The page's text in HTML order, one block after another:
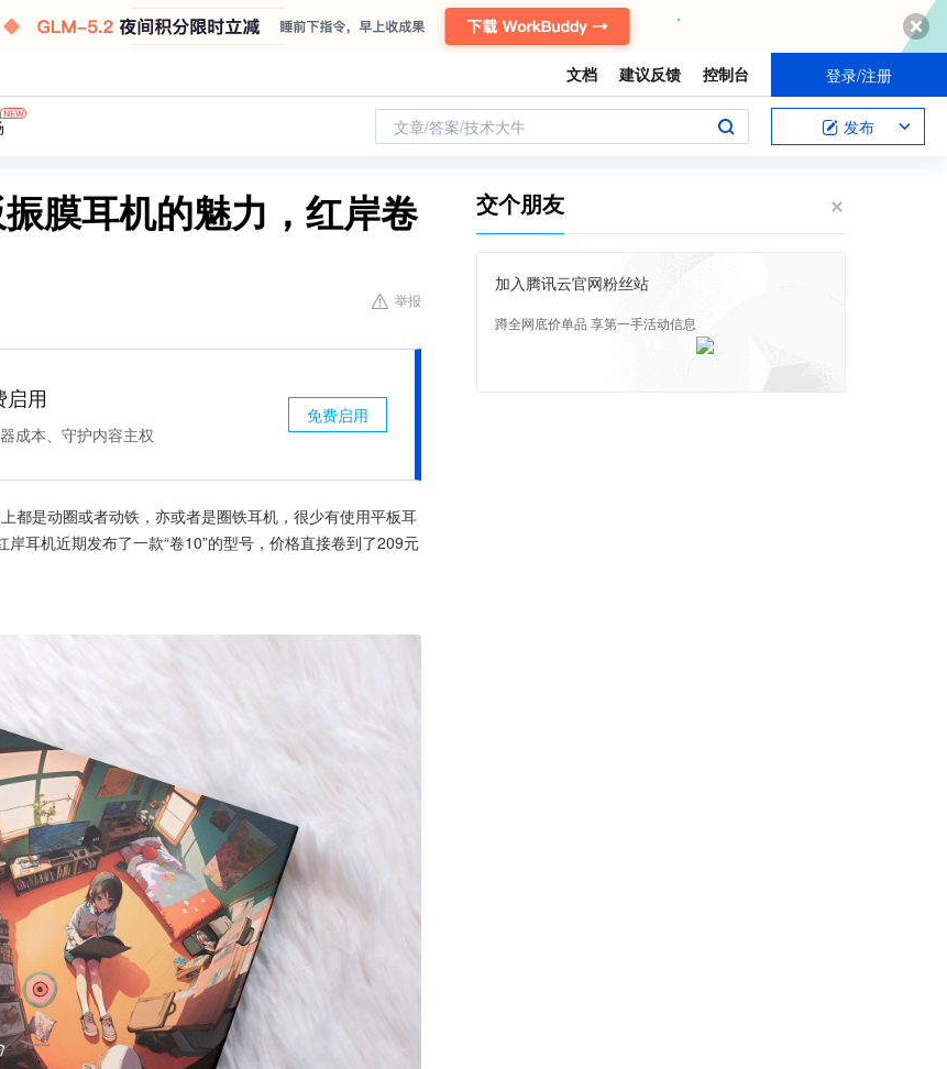
文档 建议反馈 控制台 登录/注册
文章/答案/技术大牛 发布
膜耳机的魅力，红岸卷
举报
启用
成本、守护内容主权
免费启用
都是动圈或者动铁，亦或者是圈铁耳机，很少有使用平板耳
耳机近期发布了一款“卷10”的型号，价格直接卷到了209元
交个朋友
加入腾讯云官网粉丝站
蹲全网底价单品 享第一手活动信息